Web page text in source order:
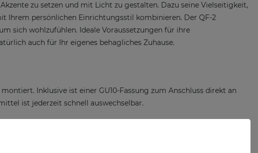
zu setzen und mit Licht zu gestalten. Dazu seine Vielseitigkeit,
Ihrem persönlichen Einrichtungsstil kombinieren. Der QF-2
sich wohlzufühlen. Ideale Voraussetzungen für ihre
auch für Ihr eigenes behagliches Zuhause.
Inklusive ist einer GU10-Fassung zum Anschluss direkt an
ist jederzeit schnell auswechselbar.